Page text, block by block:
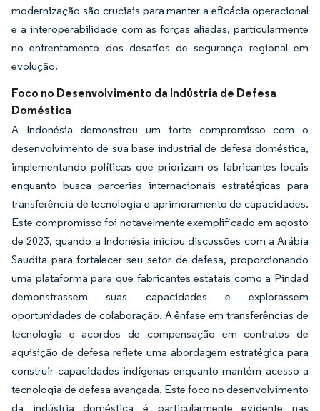
modernização são cruciais para manter a eficácia operacional
e a interoperabilidade com as forças aliadas, particularmente
no enfrentamento dos desafios de segurança regional em
evolução.
Foco no Desenvolvimento da Indústria de Defesa
Doméstica
A Indonésia demonstrou um forte compromisso com o
desenvolvimento de sua base industrial de defesa doméstica,
implementando políticas que priorizam os fabricantes locais
enquanto busca parcerias internacionais estratégicas para
transferência de tecnologia e aprimoramento de capacidades.
Este compromisso foi notavelmente exemplificado em agosto
de 2023, quando a Indonésia iniciou discussões com a Arábia
Saudita para fortalecer seu setor de defesa, proporcionando
uma plataforma para que fabricantes estatais como a Pindad
demonstrassem suas capacidades e explorassem
oportunidades de colaboração. A ênfase em transferências de
tecnologia e acordos de compensação em contratos de
aquisição de defesa reflete uma abordagem estratégica para
construir capacidades indígenas enquanto mantém acesso a
tecnologia de defesa avançada. Este foco no desenvolvimento
da indústria doméstica é particularmente evidente nas